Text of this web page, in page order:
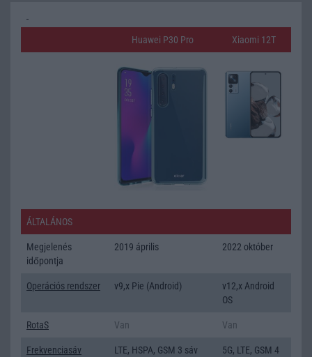
Huawei P30 Pro Xiaomi 12T
ÁLTALÁNOS
Megjelenés
időpontja
2019 április 2022 október
Operációs rendszer v9,x Pie (Android)
v12,x Android
OS
RotaS Van Van
Frekvenciasáv LTE, HSPA, GSM 3 sáv
5G, LTE, GSM 4